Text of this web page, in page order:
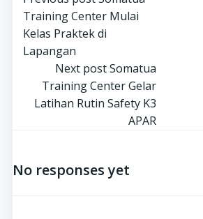
pos
Training Center Mulai
Kelas Praktek di
Lapangan
Navigasi
pos
Next postSomatua
Training Center Gelar
Latihan Rutin Safety K3
APAR
No responses yet